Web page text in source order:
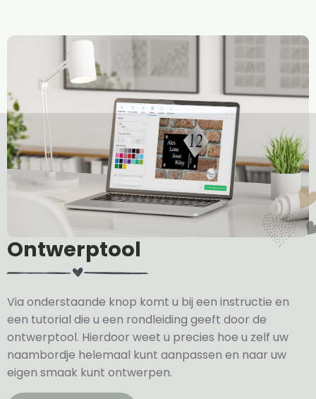
Ontwerptool
Via onderstaande knop komt u bij een instructie en
een tutorial die u een rondleiding geeft door de
ontwerptool. Hierdoor weet u precies hoe u zelf uw
naambordje helemaal kunt aanpassen en naar uw
eigen smaak kunt ontwerpen.